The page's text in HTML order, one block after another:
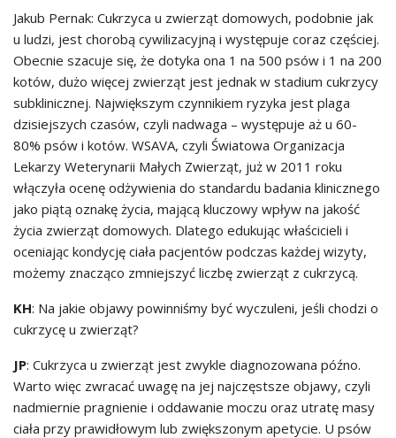
Jakub Pernak: Cukrzyca u zwierząt domowych, podobnie jak
u ludzi, jest chorobą cywilizacyjną i występuje coraz częściej.
Obecnie szacuje się, że dotyka ona 1 na 500 psów i 1 na 200
kotów, dużo więcej zwierząt jest jednak w stadium cukrzycy
subklinicznej. Największym czynnikiem ryzyka jest plaga
dzisiejszych czasów, czyli nadwaga – występuje aż u 60-
80% psów i kotów. WSAVA, czyli Światowa Organizacja
Lekarzy Weterynarii Małych Zwierząt, już w 2011 roku
włączyła ocenę odżywienia do standardu badania klinicznego
jako piątą oznakę życia, mającą kluczowy wpływ na jakość
życia zwierząt domowych. Dlatego edukując właścicieli i
oceniając kondycję ciała pacjentów podczas każdej wizyty,
możemy znacząco zmniejszyć liczbę zwierząt z cukrzycą.
KH: Na jakie objawy powinniśmy być wyczuleni, jeśli chodzi o
cukrzycę u zwierząt?
JP: Cukrzyca u zwierząt jest zwykle diagnozowana późno.
Warto więc zwracać uwagę na jej najczęstsze objawy, czyli
nadmiernie pragnienie i oddawanie moczu oraz utratę masy
ciała przy prawidłowym lub zwiększonym apetycie. U psów